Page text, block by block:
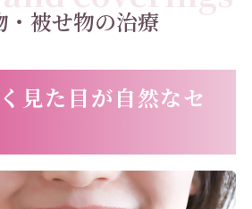
・被せ物の治療
見た目が自然なセ